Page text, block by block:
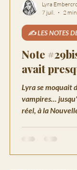
Note
avait
Lyra se moquait
vampires...
réel, à la
✍️ LES NOTES
Lyra
7 juil.
2